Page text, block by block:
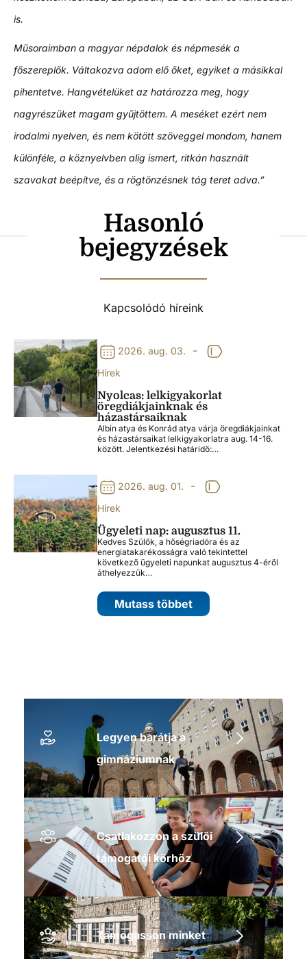
is.
Műsoraimban a magyar népdalok és népmesék a
főszereplők. Váltakozva adom elő őket, egyiket a másikkal
pihentetve. Hangvételüket az határozza meg, hogy
nagyrészüket magam gyűjtöttem. A meséket ezért nem
irodalmi nyelven, és nem kötött szöveggel mondom, hanem
különféle, a köznyelvben alig ismert, ritkán használt
szavakat beépítve, és a rögtönzésnek tág teret adva.”
Hasonló
bejegyzések
Kapcsolódó híreink
2026. aug. 03. -
Hírek
Nyolcas: lelkigyakorlat
öregdiákjainknak és
házastársaiknak
Albin atya és Konrád atya várja öregdiákjainkat
és házastársaikat lelkigyakorlatra aug. 14-16.
között. Jelentkezési határidő:…
2026. aug. 01. -
Hírek
Ügyeleti nap: augusztus 11.
Kedves Szülők, a hőségriadóra és az
energiatakarékosságra való tekintettel
következő ügyeleti napunkat augusztus 4-éről
áthelyezzük…
Mutass többet
Legyen barátja a
gimnáziumnak
Csatlakozzon a szülői
támogatói körhöz
Támogasson minket